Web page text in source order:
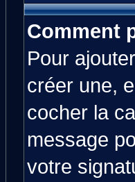
Comment
Pour
créer une,
cocher la
message
votre